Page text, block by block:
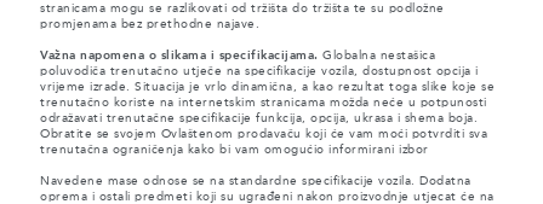
stranicama mogu se razlikovati od tržišta do tržišta te su podložne
promjenama bez prethodne najave.
Važna napomena o slikama i specifikacijama. Globalna nestašica
poluvodiča trenutačno utječe na specifikacije vozila, dostupnost opcija i
vrijeme izrade. Situacija je vrlo dinamična, a kao rezultat toga slike koje se
trenutačno koriste na internetskim stranicama možda neće u potpunosti
odražavati trenutačne specifikacije funkcija, opcija, ukrasa i shema boja.
Obratite se svojem Ovlaštenom prodavaču koji će vam moći potvrditi sva
trenutačna ograničenja kako bi vam omogućio informirani izbor
Navedene mase odnose se na standardne specifikacije vozila. Dodatna
oprema i ostali predmeti koji su ugrađeni nakon proizvodnje utjecat će na